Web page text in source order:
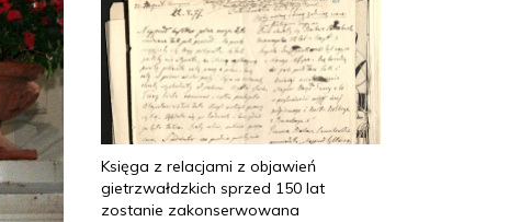
Księga z relacjami z objawień
gietrzwałdzkich sprzed 150 lat
zostanie zakonserwowana